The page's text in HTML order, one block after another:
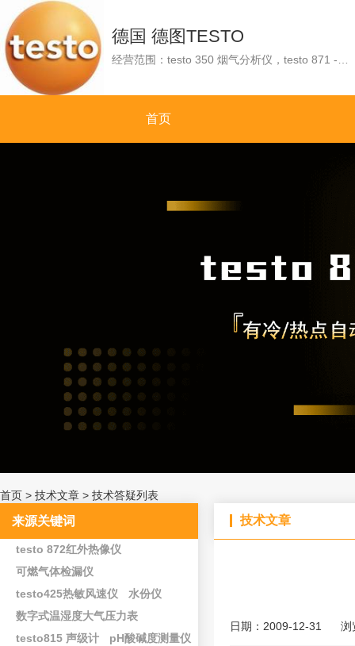
德国 德图TESTO
首页
首页 > 技术文章 > 技术答疑列表
来源关键词
testo 872红外热像仪
可燃气体检漏仪
testo425热敏风速仪
水份仪
数字式温湿度大气压力表
testo815 声级计
pH酸碱度测量仪
技术文章
日期：2009-12-31 浏